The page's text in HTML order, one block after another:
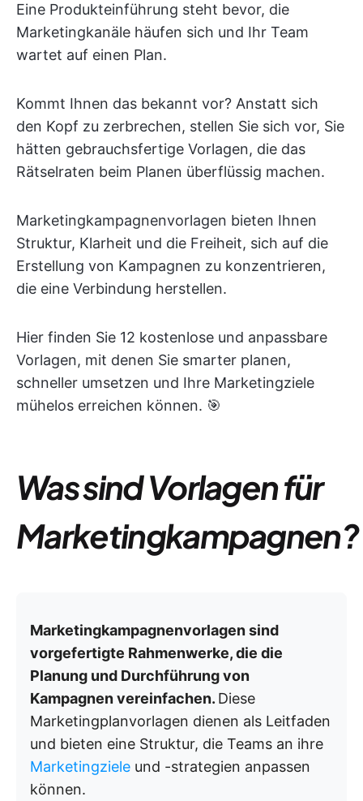
Eine Produkteinführung steht bevor, die
Marketingkanäle häufen sich und Ihr Team
wartet auf einen Plan.
Kommt Ihnen das bekannt vor? Anstatt sich
den Kopf zu zerbrechen, stellen Sie sich vor, Sie
hätten gebrauchsfertige Vorlagen, die das
Rätselraten beim Planen überflüssig machen.
Marketingkampagnenvorlagen bieten Ihnen
Struktur, Klarheit und die Freiheit, sich auf die
Erstellung von Kampagnen zu konzentrieren,
die eine Verbindung herstellen.
Hier finden Sie 12 kostenlose und anpassbare
Vorlagen, mit denen Sie smarter planen,
schneller umsetzen und Ihre Marketingziele
mühelos erreichen können. 🎯
Was sind Vorlagen für
Marketingkampagnen?
Marketingkampagnenvorlagen sind
vorgefertigte Rahmenwerke, die die
Planung und Durchführung von
Kampagnen vereinfachen. Diese
Marketingplanvorlagen dienen als Leitfaden
und bieten eine Struktur, die Teams an ihre
Marketingziele und -strategien anpassen
können.